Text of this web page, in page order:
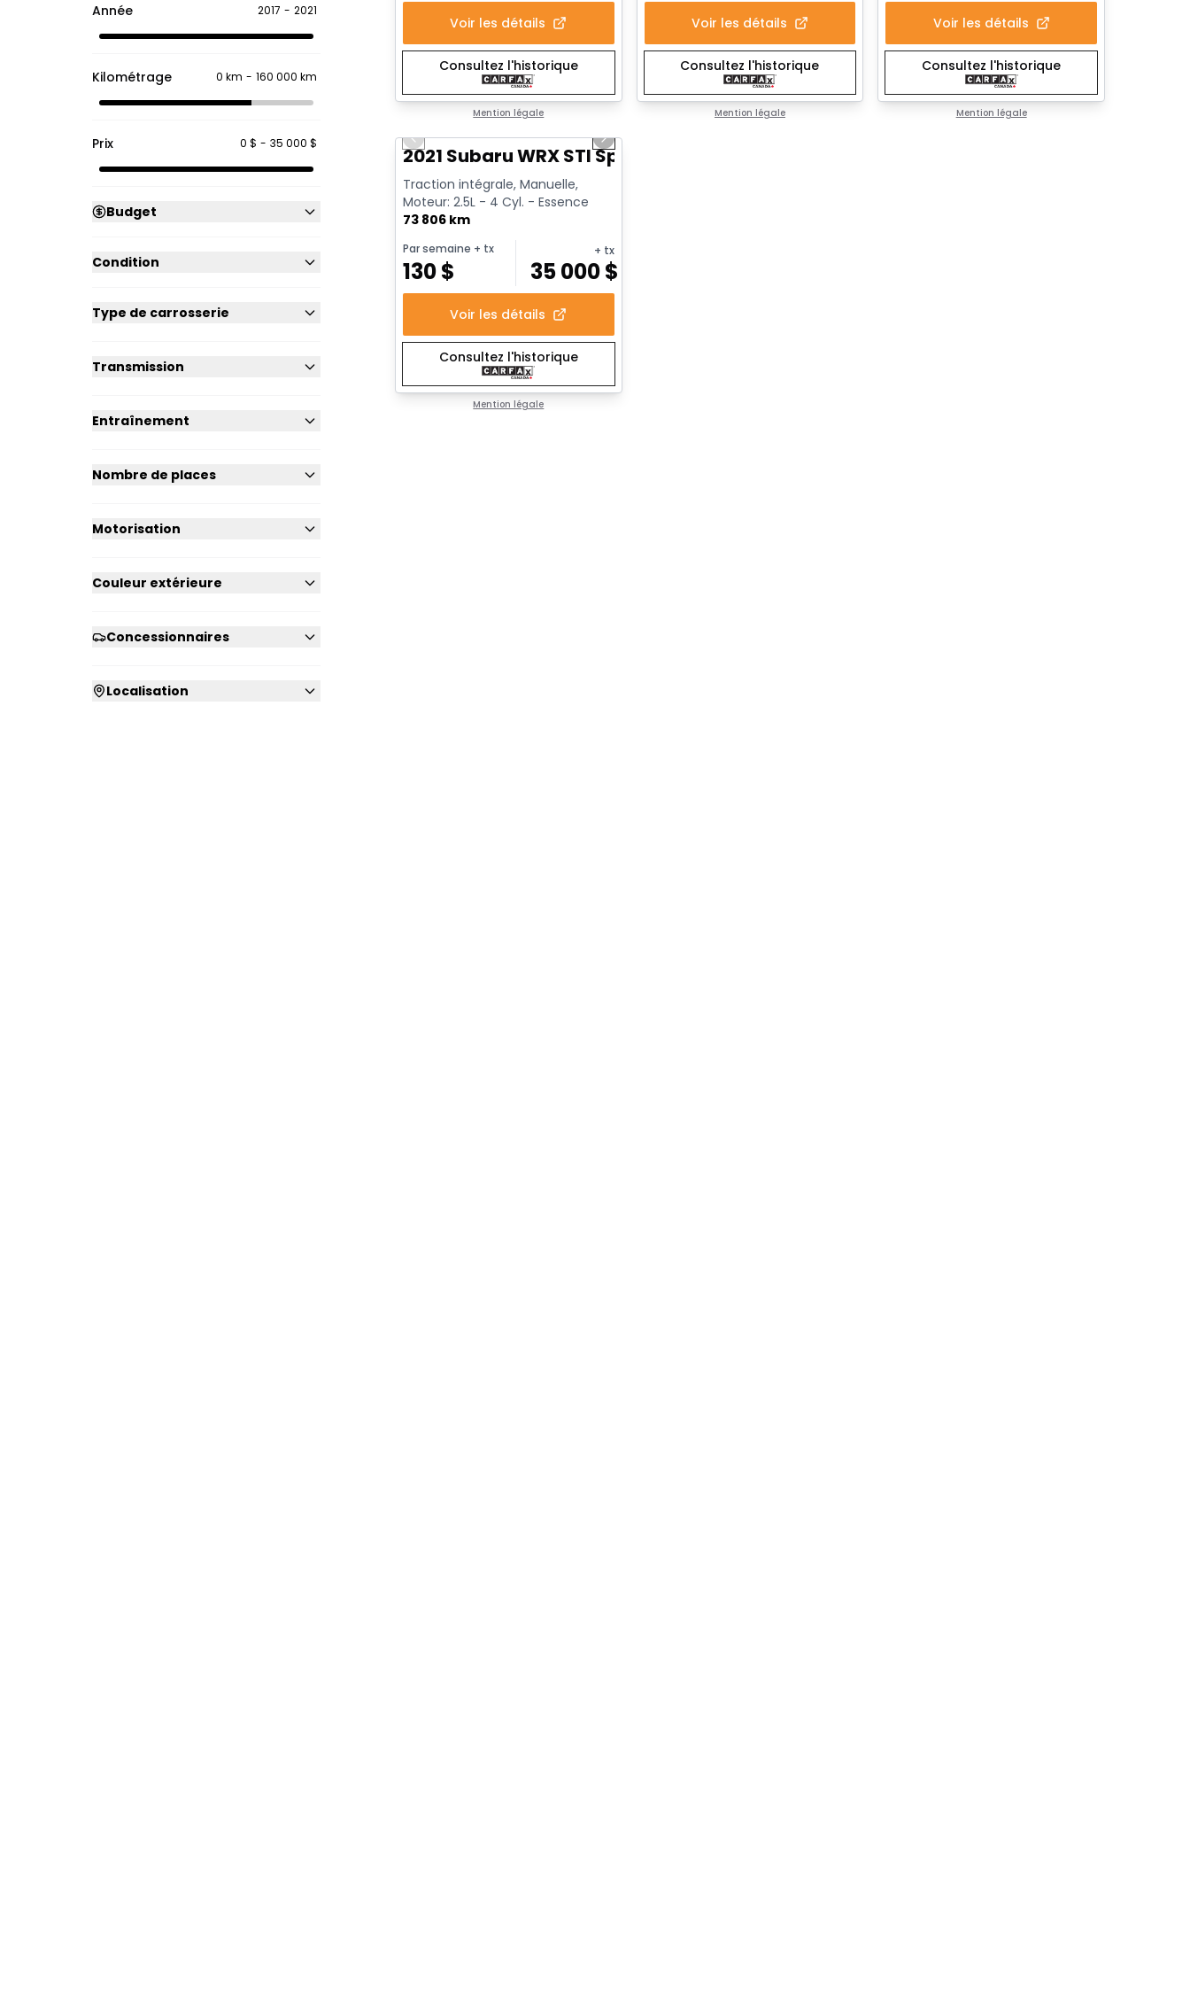
Année 2017 - 2021
Kilométrage 0 km - 160 000 km
Prix 0 $ - 35 000 $
Budget
Condition
Type de carrosserie
Transmission
Entraînement
Nombre de places
Motorisation
Couleur extérieure
Concessionnaires
Localisation
Voir les détails
Consultez l'historique
Mention légale
Voir les détails
Consultez l'historique
Mention légale
Voir les détails
Consultez l'historique
Mention légale
Vidéo disponible
Previous slide
Next slide
2021 Subaru WRX STI Sport
Traction intégrale, Manuelle,
Moteur: 2.5L - 4 Cyl. - Essence
73 806 km
Par semaine + tx
130$
+ tx
35 000$
Voir les détails
Consultez l'historique
Mention légale